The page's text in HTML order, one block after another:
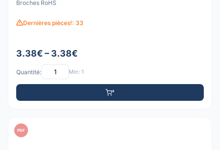
Broches RoHS
Dernières pièces!: 33
3.38€ – 3.38€
Quantité: Min: 1
PDF